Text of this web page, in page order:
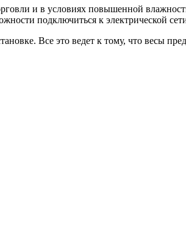
и в условиях повышенной
подключиться к электрической
Все это ведет к тому, что весы